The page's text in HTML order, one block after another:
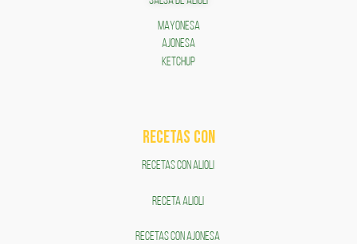
MAYONESA
AJONESA
KETCHUP
RECETAS COn
RECETAS CON ALIOLI
RECETA ALIOLI
RECETAS CON AJONESA